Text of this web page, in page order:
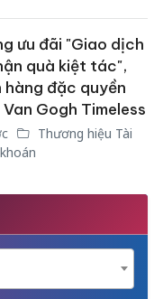
ưu đãi "Giao dịch
quà kiệt tác",
đặc quyền
Gogh Timeless
Thương hiệu Tài